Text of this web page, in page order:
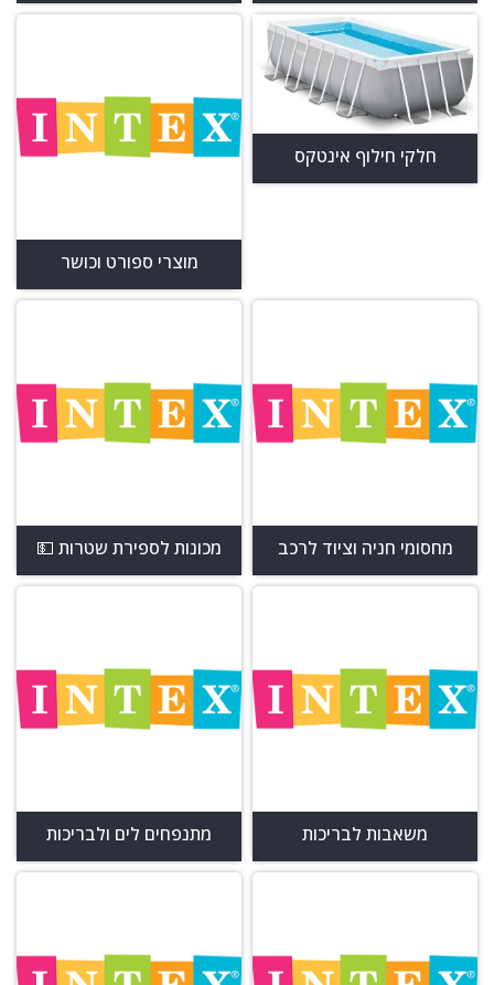
משאבה לבריכה
חלקי חילוף אינטקס
מוצרי ספורט וכושר
מחסומי חניה וציוד לרכב מכונות לספירת שטרות 💵
משאבות לבריכות מתנפחים לים ולבריכות